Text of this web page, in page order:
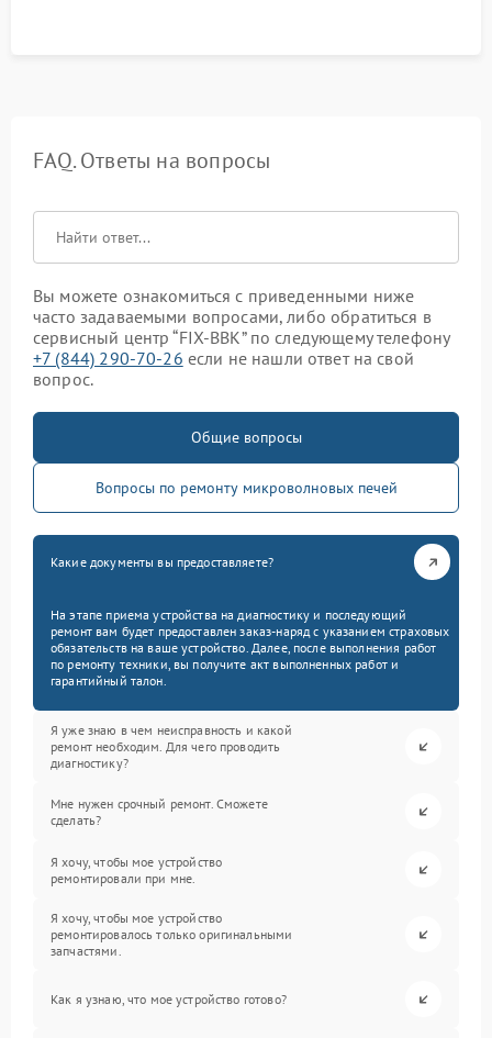
FAQ. Ответы на вопросы
Вы можете ознакомиться с приведенными ниже
часто задаваемыми вопросами, либо обратиться в
сервисный центр “FIX-BBK” по следующему телефону
+7 (844) 290-70-26 если не нашли ответ на свой
вопрос.
Общие вопросы
Вопросы по ремонту микроволновых печей
Какие документы вы предоставляете?
На этапе приема устройства на диагностику и последующий
ремонт вам будет предоставлен заказ-наряд с указанием страховых
обязательств на ваше устройство. Далее, после выполнения работ
по ремонту техники, вы получите акт выполненных работ и
гарантийный талон.
Я уже знаю в чем неисправность и какой
ремонт необходим. Для чего проводить
диагностику?
Мне нужен срочный ремонт. Сможете
сделать?
Я хочу, чтобы мое устройство
ремонтировали при мне.
Я хочу, чтобы мое устройство
ремонтировалось только оригинальными
запчастями.
Как я узнаю, что мое устройство готово?